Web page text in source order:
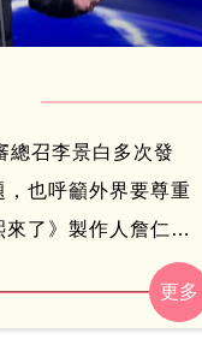
總召李景白多次發
也呼籲外界要尊重
了》製作人詹仁雄
長文。娛樂中心／綜